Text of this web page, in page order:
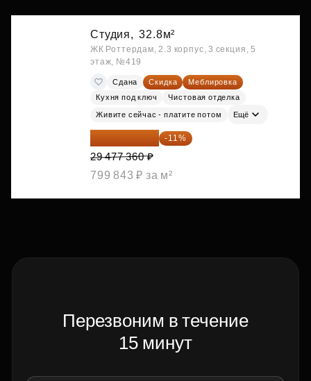
Студия, 32.8м²
ЖК Роттердам, 2.3 корпус, 3 секция, 5
этаж, №419
Сдана Скидка
Меблировка
Кухня под ключ
Чистовая отделка
Живите сейчас - платите потом Ещё
26 234 850 ₽ -11%
29 477 360 ₽
799 843 ₽ за м²
Перезвоним в течение
15 минут